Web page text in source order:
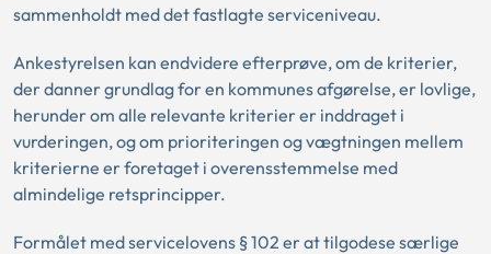
sammenholdt med det fastlagte serviceniveau.
Ankestyrelsen kan endvidere efterprøve, om de kriterier,
der danner grundlag for en kommunes afgørelse, er lovlige,
herunder om alle relevante kriterier er inddraget i
vurderingen, og om prioriteringen og vægtningen mellem
kriterierne er foretaget i overensstemmelse med
almindelige retsprincipper.
Formålet med servicelovens § 102 er at tilgodese særlige